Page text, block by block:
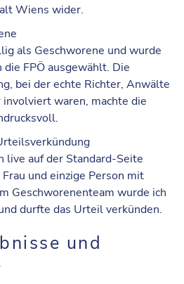
Wiens wider.
als Geschworene und wurde
FPÖ ausgewählt. Die
bei der echte Richter, Anwälte
waren, machte die
live auf der Standard-Seite
und einzige Person mit
Geschworenenteam wurde ich
durfte das Urteil verkünden.
und